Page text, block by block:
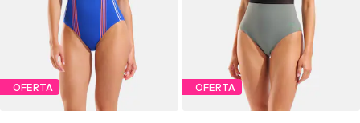
OFERTA OFERTA